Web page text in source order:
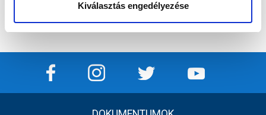
Kiválasztás engedélyezése